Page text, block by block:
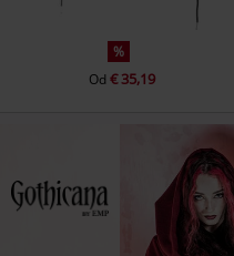
%
Od € 35,19